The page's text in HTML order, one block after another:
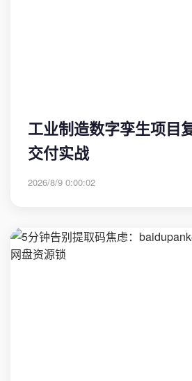
工业制造数字孪生项目
交付实战
2026/8/9 0:00:02